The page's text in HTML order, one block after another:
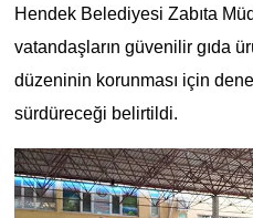
Hendek Belediyesi Zabıta
vatandaşların güvenilir gıda
düzeninin korunması için
sürdüreceği belirtildi.